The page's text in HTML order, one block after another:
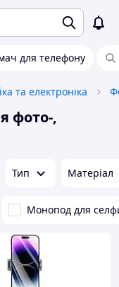
для телефону
та електроніка
фото-,
Тип Матеріал
Монопод для